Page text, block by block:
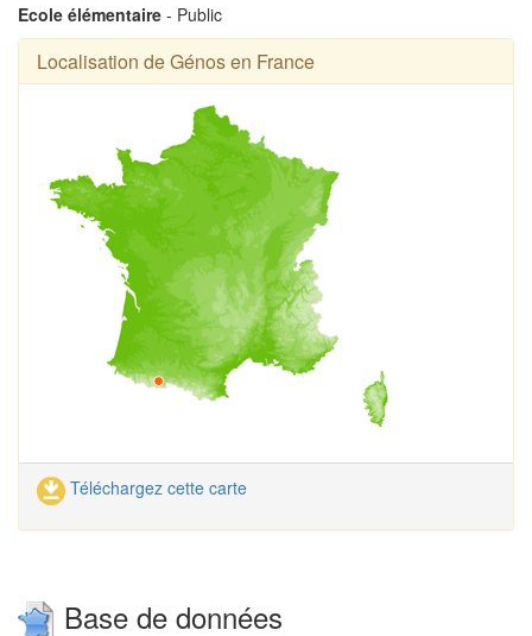
Ecole élémentaire - Public
Localisation de Génos en France
Téléchargez cette carte
Base de données